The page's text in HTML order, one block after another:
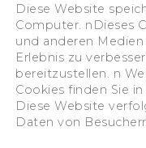
Hiroshima
All
Diese Website
Computer. nDieses
und anderen
Erlebnis zu
bereitzustellen. n
Cookies finden Sie
Diese Website
Daten von